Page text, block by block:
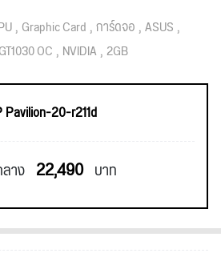
Graphic Card การ์ดจอ ASUS
OC NVIDIA 2GB
Pavilion-20-r211d
าง 22,490 บาท